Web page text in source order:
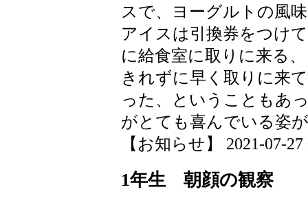
スで、ヨーグルトの風
アイスは引換券をつけ
に給食室に取りに来る
きれずに早く取りに来
った、ということもあ
がとても喜んでいる姿
【お知らせ】 2021-07-
1年生 朝顔の観察